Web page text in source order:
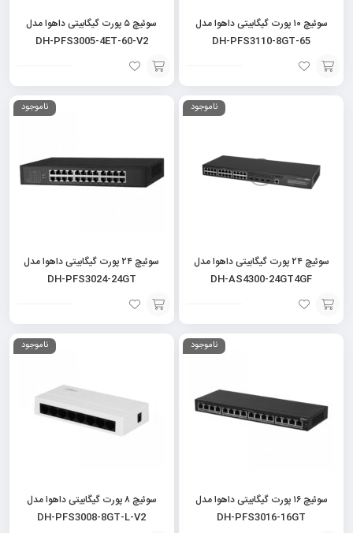
سوئیچ ۱۰ پورت گیگابیتی داهوا مدل
DH-PFS3110-8GT-65
افزودن
سوئیچ ۵ پورت گیگابیتی داهوا مدل
DH-PFS3005-4ET-60-V2
افزودن
ناموجود
سوئیچ ۲۴ پورت گیگابیتی داهوا مدل
DH-AS4300-24GT4GF
افزودن
ناموجود
سوئیچ ۲۴ پورت گیگابیتی داهوا مدل
DH-PFS3024-24GT
افزودن
ناموجود
سوئیچ ۱۶ پورت گیگابیتی داهوا مدل
DH-PFS3016-16GT
ناموجود
سوئیچ ۸ پورت گیگابیتی داهوا مدل
DH-PFS3008-8GT-L-V2